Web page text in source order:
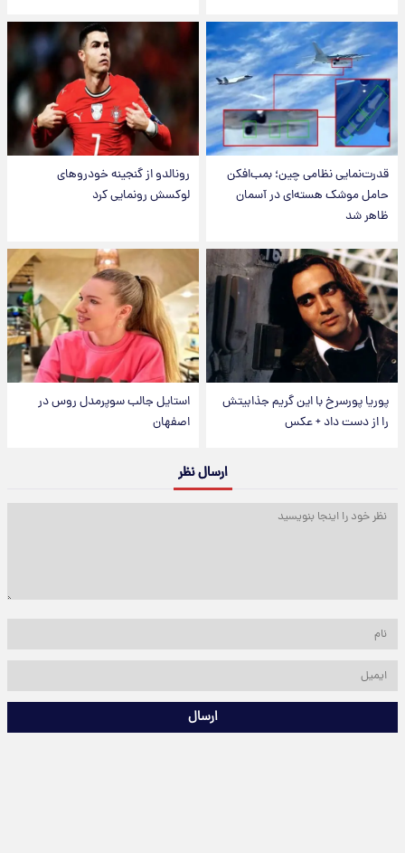
قدرت‌نمایی نظامی چین؛ بمب‌افکن
حامل موشک هسته‌ای در آسمان
ظاهر شد
رونالدو از گنجینه خودروهای
لوکسش رونمایی کرد
پوریا پورسرخ با این گریم جذابیتش
را از دست داد + عکس
استایل جالب سوپرمدل روس در
اصفهان
ارسال نظر
ارسال